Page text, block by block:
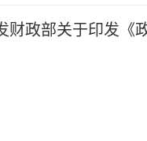
财政部关于印发《